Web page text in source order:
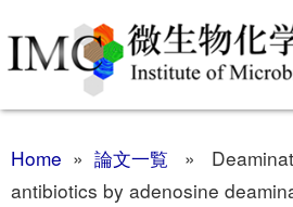
Home » 論文一覧 »
antibiotics by adenosine